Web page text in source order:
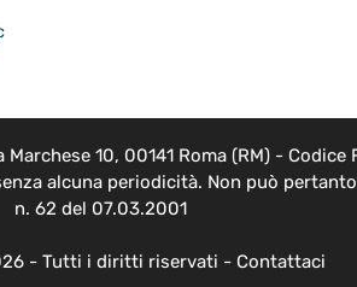
10, 00141 Roma (RM) - Codice
alcuna periodicità. Non può
n. 62 del 07.03.2001
- Tutti i diritti riservati - Contattaci